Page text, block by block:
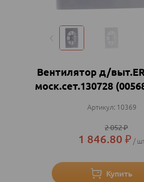
Вентилятор д/
моск.сет.130728
10369
2 052₽
1 846.80 ₽